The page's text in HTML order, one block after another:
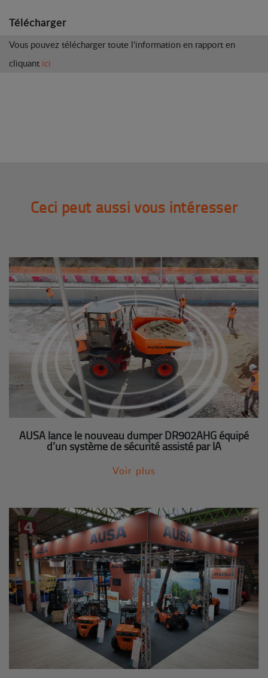
Télécharger
Vous pouvez télécharger toute l'information en rapport en
cliquant ici
Ceci peut aussi vous intéresser
AUSA lance le nouveau dumper DR902AHG équipé
d’un système de sécurité assisté par IA
Voir plus